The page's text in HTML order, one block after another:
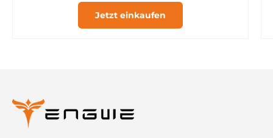
Jetzt einkaufen